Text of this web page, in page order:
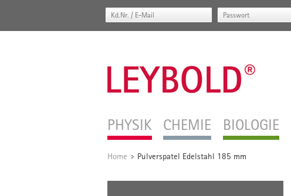
PHYSIK CHEMIE BIOLOGIE
Home / Pulverspatel Edelstahl 185 mm